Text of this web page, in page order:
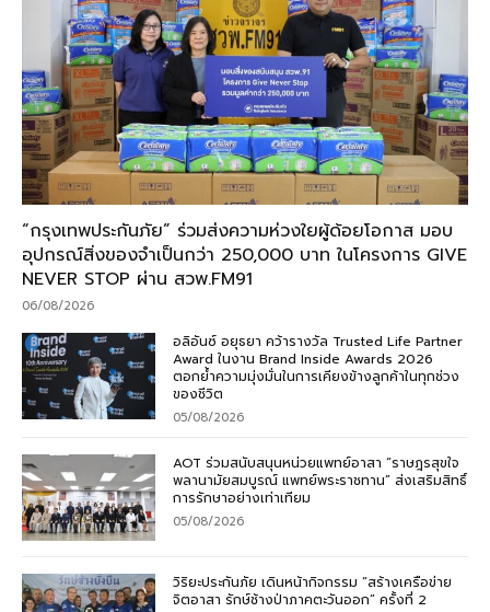
“กรุงเทพประกันภัย” ร่วมส่งความห่วงใยผู้ด้อยโอกาส มอบ
อุปกรณ์สิ่งของจำเป็นกว่า 250,000 บาท ในโครงการ GIVE
NEVER STOP ผ่าน สวพ.FM91
06/08/2026
อลิอันซ์ อยุธยา คว้ารางวัล Trusted Life Partner
Award ในงาน Brand Inside Awards 2026
ตอกย้ำความมุ่งมั่นในการเคียงข้างลูกค้าในทุกช่วง
ของชีวิต
05/08/2026
AOT ร่วมสนับสนุนหน่วยแพทย์อาสา “ราษฎรสุขใจ
พลานามัยสมบูรณ์ แพทย์พระราชทาน” ส่งเสริมสิทธิ์
การรักษาอย่างเท่าเทียม
05/08/2026
วิริยะประกันภัย เดินหน้ากิจกรรม “สร้างเครือข่าย
จิตอาสา รักษ์ช้างป่าภาคตะวันออก” ครั้งที่ 2